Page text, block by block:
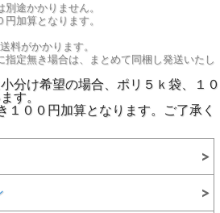
別途かかりません。
円加算となります。
料がかかります。
定無き場合は、まとめて同梱し発送いたし
分け希望の場合、ポリ５ｋ袋、１０
す。
１００円加算となります。ご了承く